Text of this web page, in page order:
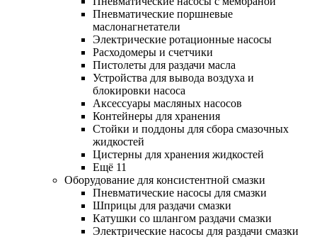
Пневматические поршневые
маслонагнетатели
Электрические ротационные насосы
Расходомеры и счетчики
Пистолеты для раздачи масла
Устройства для вывода воздуха и
блокировки насоса
Аксессуары масляных насосов
Контейнеры для хранения
Стойки и поддоны для сбора смазочных
жидкостей
Цистерны для хранения жидкостей
Ещё 11
Оборудование для консистентной смазки
Пневматические насосы для смазки
Шприцы для раздачи смазки
Катушки со шлангом раздачи смазки
Электрические насосы для раздачи смазки